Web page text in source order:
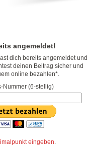
angemeldet!
dich bereits angemeldet und
deinen Beitrag sicher und
online bezahlen*.
Nummer (6-stellig)
eingeben.